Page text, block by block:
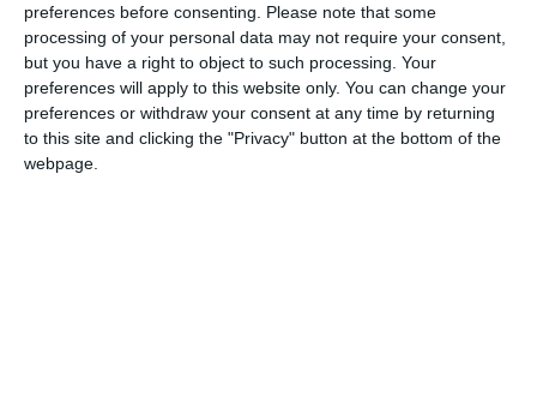
preferences before consenting.
Please note that some
processing of your personal data may not require your consent,
but you have a right to object to such processing. Your
preferences will apply to this website only. You can change your
preferences or withdraw your consent at any time by returning
to this site and clicking the "Privacy" button at the bottom of the
webpage.
„Incontestabil că surprizele cele mai frumoase ne-au fost
rezervate întotdeauna de actuala administrație, în
momentele în cari le așteptam mai puțin și cu o
ingeniozitate fără seamăn. Astfel, de-o pildă, toată lumea
ridiculiza discuția asupra tramvaiului, acum când nu avem
lumină nici barem un ceas pe zi. Pentru că – și foarte logic